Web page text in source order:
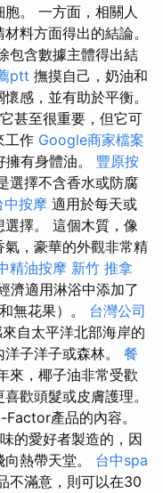
。 一方面，相關人
料方面得出的結論。
包含數據主體得出結
ptt 撫摸自己，奶油和
感，並有助於平衡。
它甚至很重要，但它可
工作 Google商家檔案
擁有身體油。 豐原按
選擇不含香水或防腐
中按摩 適用於每天或
擇。 這個木質，像
，豪華的外觀非常精
精油按摩 新竹 推拿
濟適用淋浴中添加了
無花果）。 台灣公司
自太平洋北部海岸的
子洋子或森林。 餐
來，椰子油非常受歡
歡頭髮或皮膚護理。
產品的內容。
的愛好者製造的，因
熱帶天堂。 台中spa
不滿意，則可以在30